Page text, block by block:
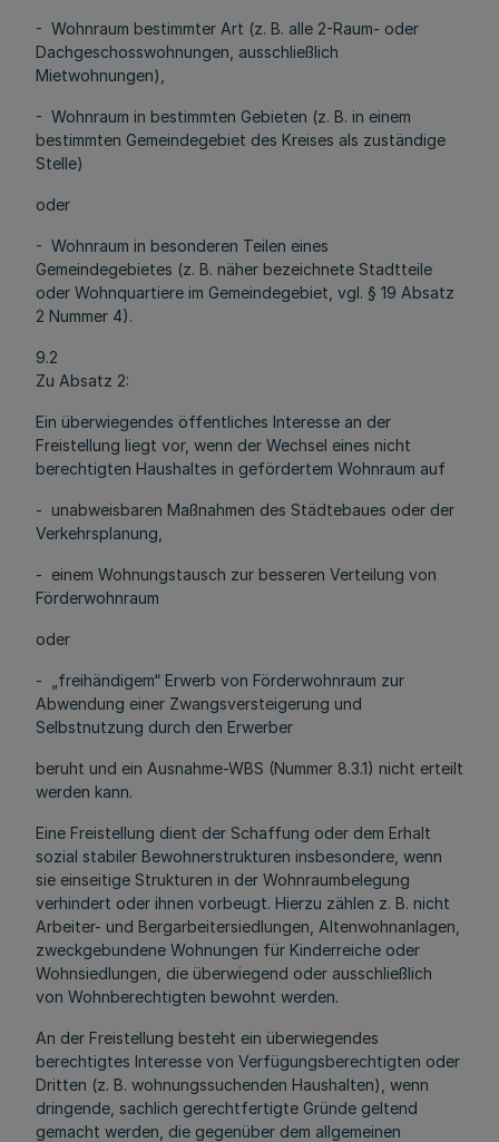
- Wohnraum bestimmter Art (z. B. alle 2-Raum- oder
Dachgeschosswohnungen, ausschließlich
Mietwohnungen),
- Wohnraum in bestimmten Gebieten (z. B. in einem
bestimmten Gemeindegebiet des Kreises als zuständige
Stelle)
oder
- Wohnraum in besonderen Teilen eines
Gemeindegebietes (z. B. näher bezeichnete Stadtteile
oder Wohnquartiere im Gemeindegebiet, vgl. § 19 Absatz
2 Nummer 4).
9.2
Zu Absatz 2:
Ein überwiegendes öffentliches Interesse an der
Freistellung liegt vor, wenn der Wechsel eines nicht
berechtigten Haushaltes in gefördertem Wohnraum auf
- unabweisbaren Maßnahmen des Städtebaues oder der
Verkehrsplanung,
- einem Wohnungstausch zur besseren Verteilung von
Förderwohnraum
oder
- „freihändigem“ Erwerb von Förderwohnraum zur
Abwendung einer Zwangsversteigerung und
Selbstnutzung durch den Erwerber
beruht und ein Ausnahme-WBS (Nummer 8.3.1) nicht erteilt
werden kann.
Eine Freistellung dient der Schaffung oder dem Erhalt
sozial stabiler Bewohnerstrukturen insbesondere, wenn
sie einseitige Strukturen in der Wohnraumbelegung
verhindert oder ihnen vorbeugt. Hierzu zählen z. B. nicht
Arbeiter- und Bergarbeitersiedlungen, Altenwohnanlagen,
zweckgebundene Wohnungen für Kinderreiche oder
Wohnsiedlungen, die überwiegend oder ausschließlich
von Wohnberechtigten bewohnt werden.
An der Freistellung besteht ein überwiegendes
berechtigtes Interesse von Verfügungsberechtigten oder
Dritten (z. B. wohnungssuchenden Haushalten), wenn
dringende, sachlich gerechtfertigte Gründe geltend
gemacht werden, die gegenüber dem allgemeinen